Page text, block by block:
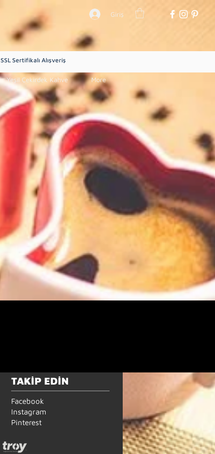
Giriş
SSL Sertifikalı Alışveriş
Yeşil Çekirdek Kahve More
TAKİP EDİN
Facebook
Instagram
Pinterest